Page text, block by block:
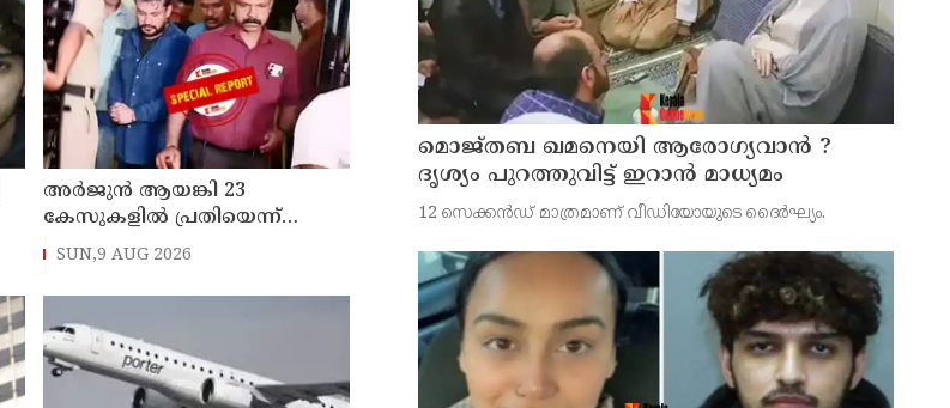
അര്‍ജുന്‍ ആയങ്കി 23
കേസുകളില്‍ പ്രതിയെന്ന്
പൊലിസ് : കാപ്പ ചുമത്തി
SUN,9 AUG 2026
മൊജ്തബ ഖമനെയി ആരോഗ്യവാന്‍ ?
ദൃശ്യം പുറത്തുവിട്ട് ഇറാന്‍ മാധ്യമം
12 സെക്കന്‍ഡ് മാത്രമാണ് വീഡിയോയുടെ ദൈര്‍ഘ്യം.